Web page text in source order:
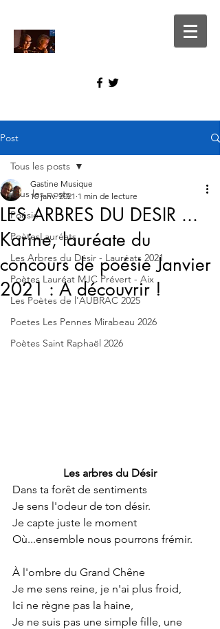
Post
Tous les posts
Poésie
PoètesLauréats
Les Arbres du Désir - Lauréats 2021
Poètes Lauréat MJC Prévert - Aix
Les Poètes de l'AUBRAC 2025
Poetes Les Pennes Mirabeau 2026
Poètes Saint Raphaël 2026
Tous les posts
LES ARBRES DU DESIR ...
Karine, lauréate du
concours de poésie Janvier
2021 : A découvrir !
Gastine Musique
10 janv. 2021 1 min de lecture
Les arbres du Désir
Dans ta forêt de sentiments
Je sens l'odeur de ton désir.
Je capte juste le moment
Où...ensemble nous pourrons frémir.
À l'ombre du Grand Chêne
Je me sens reine, je n'ai plus froid,
Ici ne règne pas la haine,
Je ne suis pas une simple fille, une